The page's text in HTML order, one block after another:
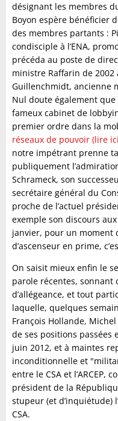
désignant les membres
Boyon espère bénéficier
des membres partants :
condisciple à l’ENA,
précéda au poste de
ministre Raffarin de 2002
Guillenchmidt, ancienne
Nul doute également
fameux cabinet de
premier ordre dans la
réseaux de pouvoir (lire
notre impétrant prenne
publiquement
Schrameck, son
secrétaire général du
proche de l’actuel
exemple son discours
janvier, pour un moment
d’ascenseur en prime,
On saisit mieux enfin le
parole récentes, sonnant
d’allégeance, et tout
laquelle, quelques
François Hollande,
de ses positions
juin 2012, et à maintes
inconditionnelle et
entre le CSA et l’ARCEP,
président de la
stupeur (et d’inquiétude)
CSA.